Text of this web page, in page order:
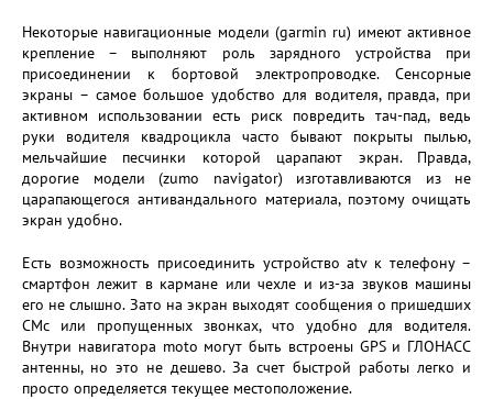
Некоторые навигационные модели (garmin ru) имеют активное
крепление – выполняют роль зарядного устройства при
присоединении к бортовой электропроводке. Сенсорные
экраны – самое большое удобство для водителя, правда, при
активном использовании есть риск повредить тач-пад, ведь
руки водителя квадроцикла часто бывают покрыты пылью,
мельчайшие песчинки которой царапают экран. Правда,
дорогие модели (zumo navigator) изготавливаются из не
царапающегося антивандального материала, поэтому очищать
экран удобно.
Есть возможность присоединить устройство atv к телефону –
смартфон лежит в кармане или чехле и из-за звуков машины
его не слышно. Зато на экран выходят сообщения о пришедших
СМс или пропущенных звонках, что удобно для водителя.
Внутри навигатора moto могут быть встроены GPS и ГЛОНАСС
антенны, но это не дешево. За счет быстрой работы легко и
просто определяется текущее местоположение.